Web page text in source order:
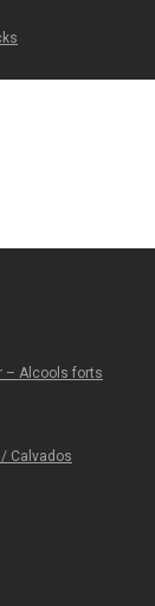
– Alcools forts
Calvados